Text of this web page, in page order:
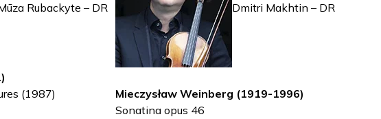
Rubackyte – DR Dmitri Makhtin – DR
(1987)
Mieczysław Weinberg (1919-1996)
Sonatina opus 46